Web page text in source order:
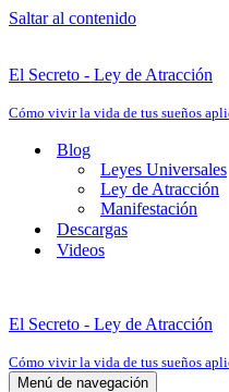
Saltar al contenido
El Secreto - Ley de Atracción
Cómo vivir la vida de tus sueños
Blog
Leyes Universales
Ley de Atracción
Manifestación
Descargas
Videos
El Secreto - Ley de Atracción
Cómo vivir la vida de tus sueños
Menú de navegación